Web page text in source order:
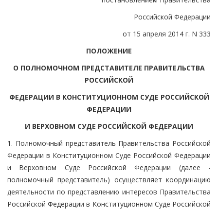
Российской Федерации
от 15 апреля 2014 г. N 333
ПОЛОЖЕНИЕ
О ПОЛНОМОЧНОМ ПРЕДСТАВИТЕЛЕ ПРАВИТЕЛЬСТВА
РОССИЙСКОЙ
ФЕДЕРАЦИИ В КОНСТИТУЦИОННОМ СУДЕ РОССИЙСКОЙ
ФЕДЕРАЦИИ
И ВЕРХОВНОМ СУДЕ РОССИЙСКОЙ ФЕДЕРАЦИИ
1. Полномочный представитель Правительства Российской
Федерации в Конституционном Суде Российской Федерации
и Верховном Суде Российской Федерации (далее -
полномочный представитель) осуществляет координацию
деятельности по представлению интересов Правительства
Российской Федерации в Конституционном Суде Российской